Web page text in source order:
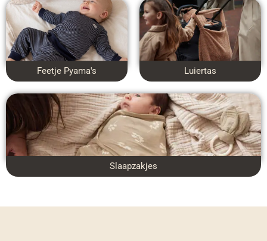
Feetje Pyama's Luiertas
Slaapzakjes